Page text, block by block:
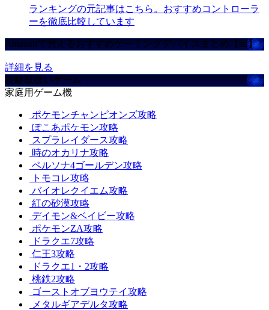
ランキングの元記事はこちら。おすすめコントローラ
ーを徹底比較しています
Amazonで買えるおすすめゲーミングデバイスまとめ【ad】
詳細を見る
攻略取扱いゲーム
家庭用ゲーム機
ポケモンチャンピオンズ攻略
ぽこあポケモン攻略
スプラレイダース攻略
時のオカリナ攻略
ペルソナ4ゴールデン攻略
トモコレ攻略
バイオレクイエム攻略
紅の砂漠攻略
デイモン&ベイビー攻略
ポケモンZA攻略
ドラクエ7攻略
仁王3攻略
ドラクエ1・2攻略
桃鉄2攻略
ゴーストオブヨウテイ攻略
メタルギアデルタ攻略